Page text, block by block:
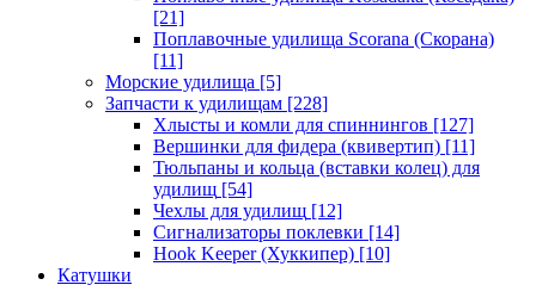
[21]
Поплавочные удилища Scorana (Скорана)
[11]
Морские удилища [5]
Запчасти к удилищам [228]
Хлысты и комли для спиннингов [127]
Вершинки для фидера (квивертип) [11]
Тюльпаны и кольца (вставки колец) для
удилищ [54]
Чехлы для удилищ [12]
Сигнализаторы поклевки [14]
Hook Keeper (Хуккипер) [10]
Катушки